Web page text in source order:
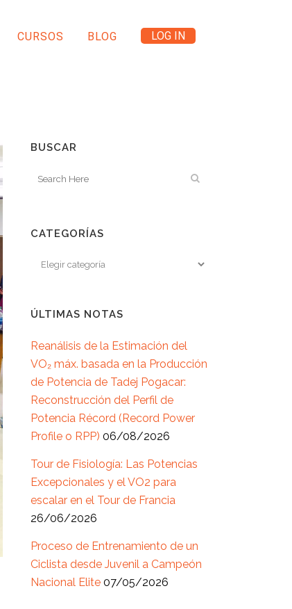
CURSOS BLOG LOG IN
BUSCAR
CATEGORÍAS
ÚLTIMAS NOTAS
Reanálisis de la Estimación del
VO₂ máx. basada en la Producción
de Potencia de Tadej Pogacar:
Reconstrucción del Perfil de
Potencia Récord (Record Power
Profile o RPP) 06/08/2026
Tour de Fisiología: Las Potencias
Excepcionales y el VO2 para
escalar en el Tour de Francia
26/06/2026
Proceso de Entrenamiento de un
Ciclista desde Juvenil a Campeón
Nacional Elite 07/05/2026